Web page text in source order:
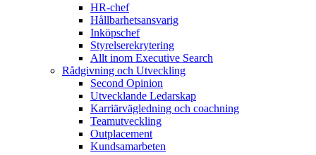
HR-chef
Hållbarhetsansvarig
Inköpschef
Styrelserekrytering
Allt inom Executive Search
Rådgivning och Utveckling
Second Opinion
Utvecklande Ledarskap
Karriärvägledning och coachning
Teamutveckling
Outplacement
Kundsamarbeten